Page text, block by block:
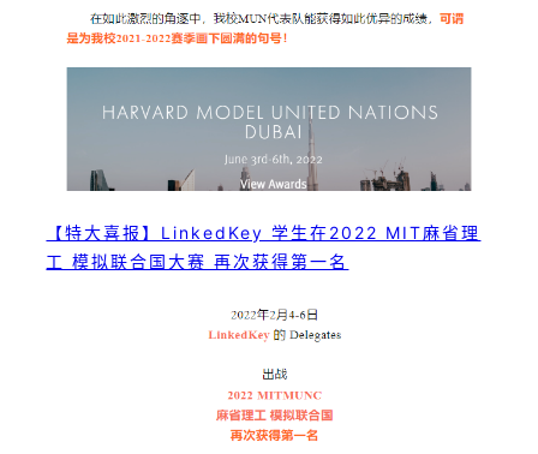
【特大喜报】LinkedKey 学生在2022 MIT麻省理
工 模拟联合国大赛 再次获得第一名